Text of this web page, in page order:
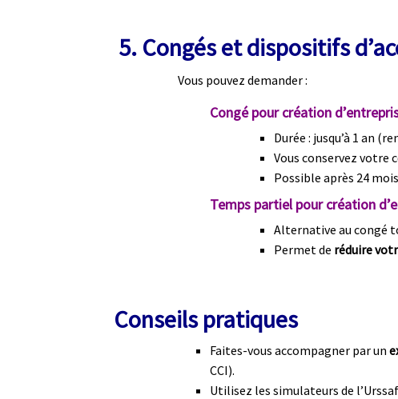
5. Congés et dispositifs
Vous pouvez demander :
Congé pour création
Durée : jusqu’à 1 an
Vous conservez votre
Possible après 24
Temps partiel pour création
Alternative au congé
Permet de réduire
Conseils pratiques
Faites-vous accompagner par un
CCI).
Utilisez les simulateurs de